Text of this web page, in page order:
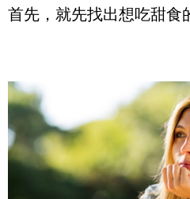
首先，就先找出想吃甜食